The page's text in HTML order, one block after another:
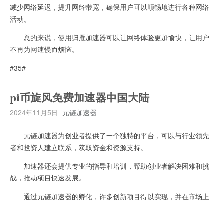
减少网络延迟，提升网络带宽，确保用户可以顺畅地进行各种网络
活动。
总的来说，使用归雁加速器可以让网络体验更加愉快，让用户
不再为网速慢而烦恼。
#35#
pi币旋风免费加速器中国大陆
2024年11月5日 元链加速器
元链加速器为创业者提供了一个独特的平台，可以与行业领先
者和投资人建立联系，获取资金和资源支持。
加速器还会提供专业的指导和培训，帮助创业者解决困难和挑
战，推动项目快速发展。
通过元链加速器的孵化，许多创新项目得以实现，并在市场上